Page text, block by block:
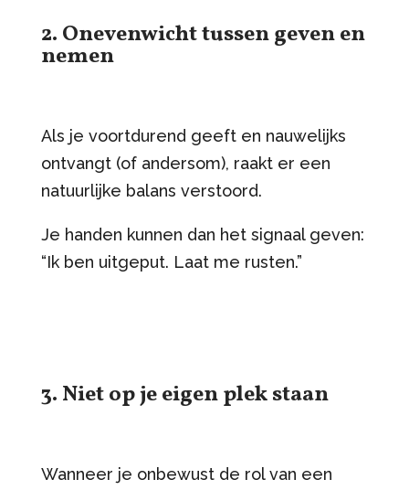
2. Onevenwicht tussen geven en
nemen
Als je voortdurend geeft en nauwelijks
ontvangt (of andersom), raakt er een
natuurlijke balans verstoord.
Je handen kunnen dan het signaal geven:
“Ik ben uitgeput. Laat me rusten.”
3. Niet op je eigen plek staan
Wanneer je onbewust de rol van een